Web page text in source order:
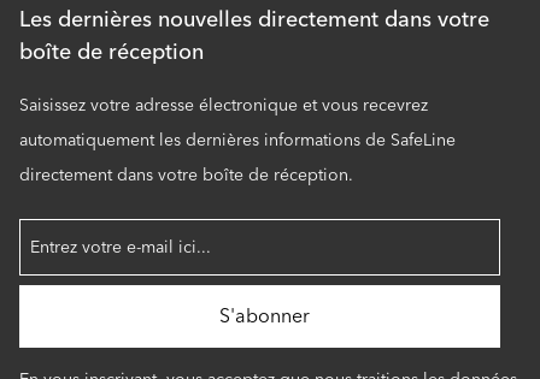
Les dernières nouvelles directement dans votre
boîte de réception
Saisissez votre adresse électronique et vous recevrez
automatiquement les dernières informations de SafeLine
directement dans votre boîte de réception.